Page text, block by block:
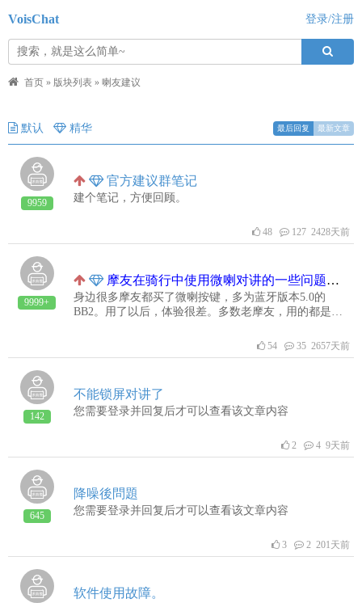
VoisChat 登录/注册
首页 » 版块列表 » 喇友建议
默认 精华 最后回复 最新文章
9959
官方建议群笔记
建个笔记，方便回顾。
48 127 2428天前
9999+
摩友在骑行中使用微喇对讲的一些问题、心得及建议
身边很多摩友都买了微喇按键，多为蓝牙版本5.0的
BB2。用了以后，体验很差。多数老摩友，用的都是以
上的，例如维迈通全系都是3.0及以下版本的，冲突非常
严重。我用维迈通＋BB2,配华为MATE9(安卓9.0)，冲
很好，完全正常。或者，把低蓝牙版本的头盔蓝牙耳机
换成4.0及以上蓝牙版本的蓝牙耳机，稳定性就很好。
BB1比BB2稳定，这个共识，得到很多摩友和微喇设备
版本升级中，解决BB2与低蓝牙版本蓝牙耳机的冲突呢?
54 35 2657天前
142
不能锁屏对讲了
您需要登录并回复后才可以查看该文章内容
2 4 9天前
645
降噪後問題
您需要登录并回复后才可以查看该文章内容
3 2 201天前
软件使用故障。